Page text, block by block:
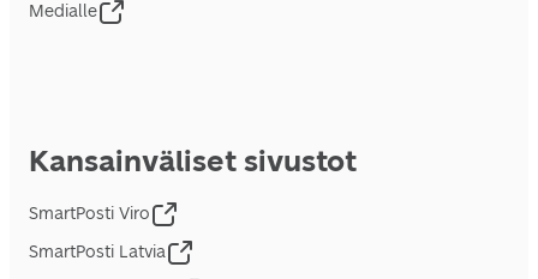
Medialle
Kansainväliset sivustot
SmartPosti Viro
SmartPosti Latvia